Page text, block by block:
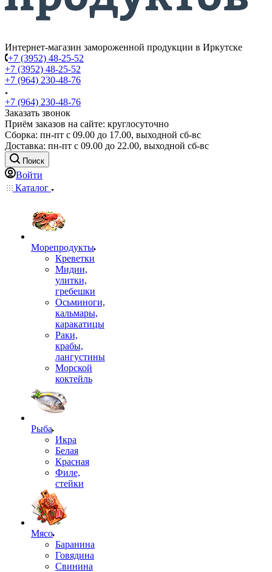
Интернет-магазин замороженной продукции в Иркутске
+7 (3952) 48-25-52
+7 (3952) 48-25-52
+7 (964) 230-48-76
+7 (964) 230-48-76
Заказать звонок
Приём заказов на сайте: круглосуточно
Сборка: пн-пт с 09.00 до 17.00, выходной сб-вс
Доставка: пн-пт с 09.00 до 22.00, выходной сб-вс
Поиск
Войти
Каталог
Морепродукты
Креветки
Мидии,
улитки,
гребешки
Осьминоги,
кальмары,
каракатицы
Раки,
крабы,
лангустины
Морской
коктейль
Рыба
Икра
Белая
Красная
Филе,
стейки
Мясо
Баранина
Говядина
Свинина